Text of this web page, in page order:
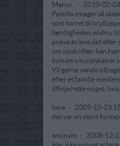
Maroc. - 2010-02-
Pastilla smager så
som forret til
færdigheden endnu til
prøve at lave det efter
om opskriften kan
kvinders kundskaber
Vil gerne vende
efter et familie
tilføje/rette noget, hvis
lone - 2009-10-23
det var en store
anonym - 2008-12-